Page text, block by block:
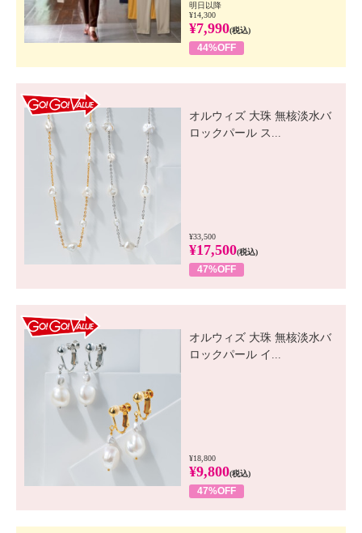
明日以降
¥14,300
¥7,990(税込)
44%OFF
オルウィズ 大珠 無核淡水バ
ロックパール ス...
¥33,500
¥17,500(税込)
47%OFF
オルウィズ 大珠 無核淡水バ
ロックパール イ...
¥18,800
¥9,800(税込)
47%OFF